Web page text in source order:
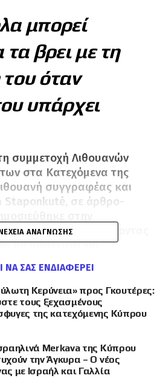
μπορεί
τα βρει με τη
όταν
υπάρχει
συμμετοχή Λιθουανών
στα Κατεχόμενα της
συγγραφέας και
Staponkutė, σε άρθρο-
τουLRT English
αν πρόκειται για
ζει στην Κύπρο,
που, όπως
Κύπριους δεν είναι
αλλά ηθικά
και εκμετάλλευση
την οποία εκδιώχθηκαν
μετά την τουρκική εισβολή
ΑΝΆΓΝΩΣΗΣ
ΝΑ ΣΑΣ ΕΝΔΙΑΦΈΡΕΙ
Κερύνεια» προς Γκουτέρες:
τους ξεχασμένους
της κατεχόμενης Κύπρου
Merkava της Κύπρου
την Άγκυρα – Ο νέος
με Ισραήλ και Γαλλία